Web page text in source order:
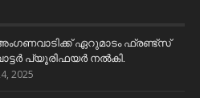
ഏറുമാടം ഫ്രണ്ട്സ്
പ്യൂരിഫയർ നൽകി.
2025